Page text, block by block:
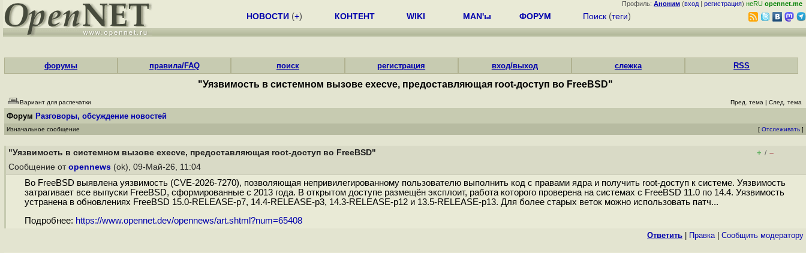
Профиль: Аноним (вход | регистрация) неRU opennet.me
НОВОСТИ (+) КОНТЕНТ WIKI MAN'ы ФОРУМ Поиск (теги)
форумы правила/FAQ поиск регистрация вход/выход слежка RSS
"Уязвимость в системном вызове execve, предоставляющая root-доступ во FreeBSD"
Вариант для распечатки Пред. тема | След. тема
Форум Разговоры, обсуждение новостей
Изначальное сообщение [ Отслеживать ]
"Уязвимость в системном вызове execve, предоставляющая root-доступ во FreeBSD" + / –
Сообщение от opennews (ok), 09-Май-26, 11:04
Во FreeBSD выявлена уязвимость (CVE-2026-7270), позволяющая непривилегированному пользователю выполнить код с правами ядра и получить root-доступ к системе. Уязвимость
затрагивает все выпуски FreeBSD, сформированные с 2013 года. В открытом доступе размещён эксплоит, работа которого проверена на системах с FreeBSD 11.0 по 14.4. Уязвимость
устранена в обновлениях FreeBSD 15.0-RELEASE-p7, 14.4-RELEASE-p3, 14.3-RELEASE-p12 и 13.5-RELEASE-p13. Для более старых веток можно использовать патч...
Подробнее: https://www.opennet.dev/opennews/art.shtml?num=65408
Ответить Правка| Cообщить модератору